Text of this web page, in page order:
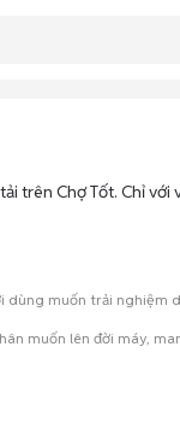
trên Chợ Tốt. Chỉ
muốn trải nghiệm
muốn lên đời máy,
thực tế của máy